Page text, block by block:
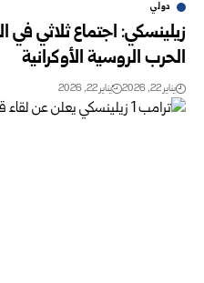
دولي
زيلينسكي: اجتماع ثلاثي
الحرب الروسية الأوكرانية
يناير 22, 2026 يناير 22, 2026